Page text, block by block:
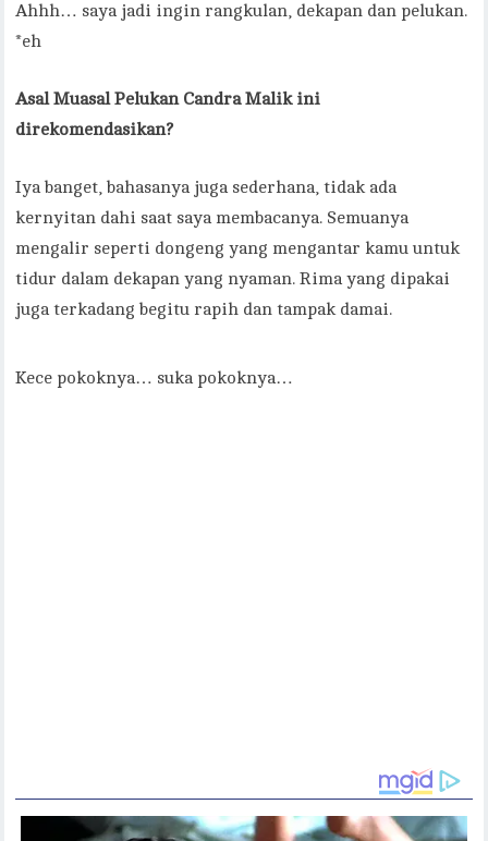
Ahhh… saya jadi ingin rangkulan, dekapan dan pelukan.
*eh
Asal Muasal Pelukan Candra Malik ini
direkomendasikan?
Iya banget, bahasanya juga sederhana, tidak ada
kernyitan dahi saat saya membacanya. Semuanya
mengalir seperti dongeng yang mengantar kamu untuk
tidur dalam dekapan yang nyaman. Rima yang dipakai
juga terkadang begitu rapih dan tampak damai.
Kece pokoknya… suka pokoknya…